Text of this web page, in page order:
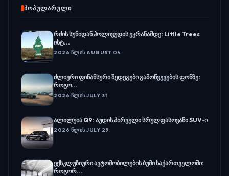
ᲞᲝᲞᲣᲚᲐᲠᲣᲚᲘ
რძის სუნიდან ჰოლივუდის ეკრანამდე: Little Trees
ისტ...
2026 ᲬᲚᲘᲡ AUGUST 04
ძლიერი ფინანსური შედეგები გამოწვევების ფონზე:
როგო...
2026 ᲬᲚᲘᲡ JULY 31
ალილუია Q9: აუდის პირველი სრულფასოვანი SUV-ი
2026 ᲬᲚᲘᲡ JULY 29
ექსკლუზიური ავტომობილების ბუმი საქართველოში:
როგორ...